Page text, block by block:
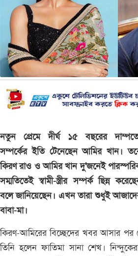
নতুন প্রেমে দীর্ঘ ১৫ বছরের
সম্পর্কের ইতি টেনেছেন আমির খান।
কিরণ রাও ও আমির খান দু'জনেই
সম্মতিতেই স্বামী-স্ত্রীর সম্পর্ক ছিন্ন
বলে জানিয়েছেন। এখন তারা শুধুই
বাবা-মা।
কিরণ-আমিরের বিচ্ছেদের খবর আসার
তিনি হলেন ফাতিমা সানা শেখ।